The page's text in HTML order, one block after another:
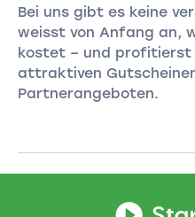
Bei uns gibt es keine
weisst von Anfang an,
kostet – und profitierst
attraktiven
Partnerangeboten.